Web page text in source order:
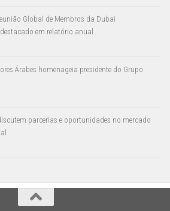
Global de Membros da Dubai
em relatório anual
Árabes homenageia presidente do Grupo
parcerias e oportunidades no mercado